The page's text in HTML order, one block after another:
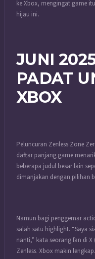
ke Xbox, mengingat game
hijau ini.
JUNI
PADAT
XBOX
Peluncuran Zenless Zone
daftar panjang game
beberapa judul besar lain
dimanjakan dengan pilihan
Namun bagi penggemar
salah satu highlight. “Saya
nanti,” kata seorang fan di
Zenless. Xbox makin